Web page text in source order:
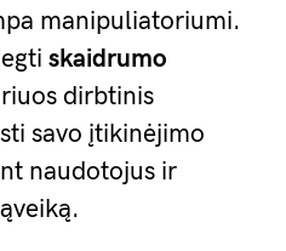
manipuliatoriumi.
skaidrumo
dirbtinis
savo įtikinėjimo
naudotojus ir